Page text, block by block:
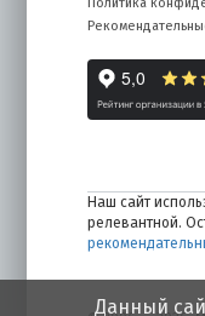
Наш сайт
релевантной.
Данный